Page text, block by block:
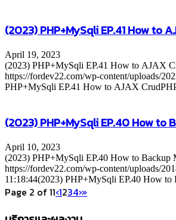
(2023) PHP+MySqli EP.41 How to
April 19, 2023
(2023) PHP+MySqli EP.41 How to AJAX
https://fordev22.com/wp-content/uploads/
PHP+MySqli EP.41 How to AJAX
(2023) PHP+MySqli EP.40 How to
April 10, 2023
(2023) PHP+MySqli EP.40 How to Backup
https://fordev22.com/wp-content/uploads/
11:18:44(2023) PHP+MySqli EP.40 How to
Page 2 of 11‹1234›»